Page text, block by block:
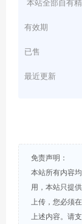
本站全部自有
有效期
已售
最近更新
免责声明：
本站所有内容
用，本站只提
上传，您必须
上述内容。请